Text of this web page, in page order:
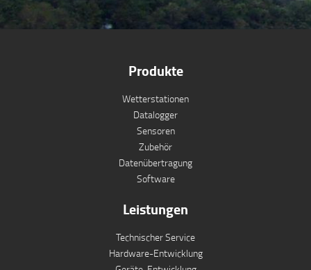
Produkte
Wetterstationen
Datalogger
Sensoren
Zubehör
Datenübertragung
Software
Leistungen
Technischer Service
Hardware-Entwicklung